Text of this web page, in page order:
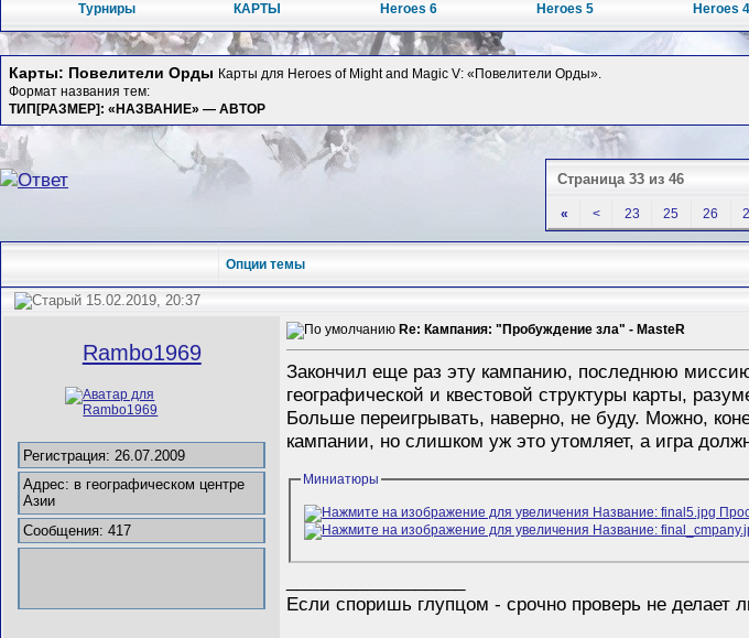
Турниры КАРТЫ Heroes 6 Heroes 5 Heroes 4
Карты: Повелители Орды Карты для Heroes of Might and Magic V: «Повелители Орды».
Формат названия тем:
ТИП[РАЗМЕР]: «НАЗВАНИЕ» — АВТОР
Страница 33 из 46
« < 23 25 26
Опции темы
15.02.2019, 20:37
Rambo1969
Регистрация: 26.07.2009
Адрес: в географическом центре
Азии
Сообщения: 417
Re: Кампания: "Пробуждение зла" - MasteR
Закончил еще раз эту кампанию, последнюю
географической и квестовой структуры карты,
Больше переигрывать, наверно, не буду. Можно,
кампании, но слишком уж это утомляет, а игра
Миниатюры
Если споришь глупцом - срочно проверь не делает